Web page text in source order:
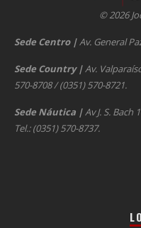
© 2026
Sede Centro |Av. General
Sede Country |Av.
570-8708 / (0351) 570-8721.
Sede Náutica |Av J. S. Bach
Tel.: (0351) 570-8737.